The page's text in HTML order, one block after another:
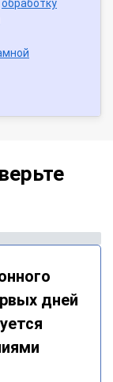
обработку
дней